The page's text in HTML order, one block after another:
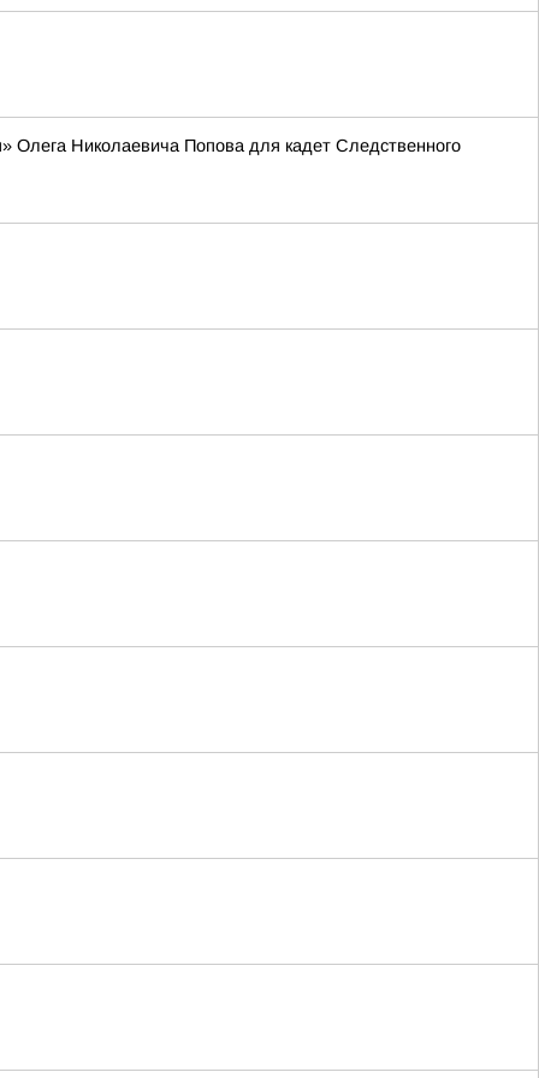
Олега Николаевича Попова для кадет Следственного